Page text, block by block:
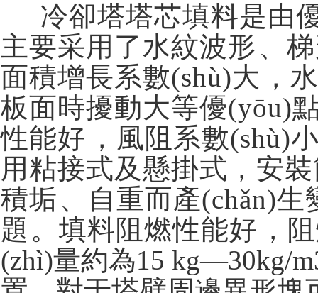
冷卻塔塔芯填料是由
主要采用了水紋波形、梯
面積增長系數(shù)大，
板面時擾動大等優(yōu)點
性能好，風阻系數
用粘接式及懸掛式，安裝簡
積垢、自重而產(chǎn)
題。填料阻燃性能好
(zhì)量約為15